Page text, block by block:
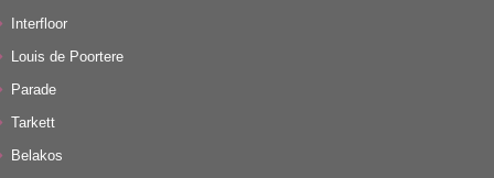
Interfloor
Louis de Poortere
Parade
Tarkett
Belakos